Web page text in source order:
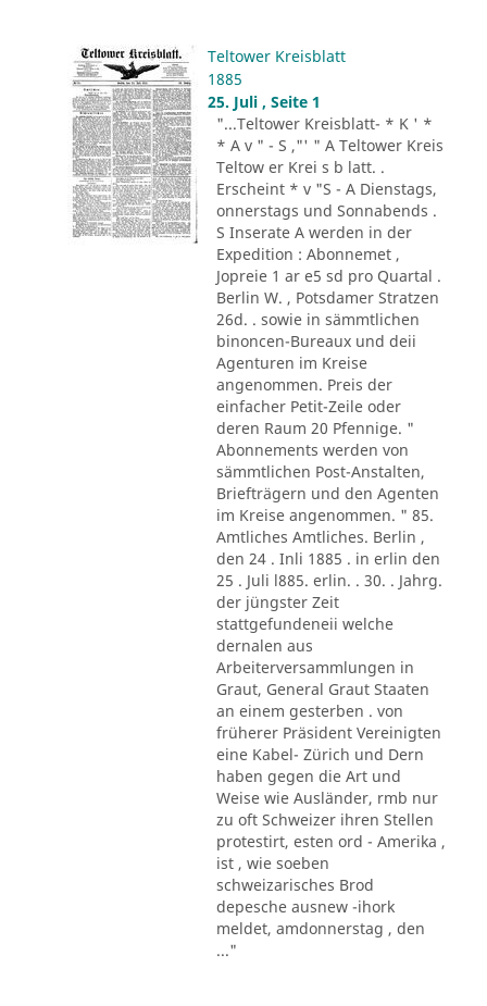
Teltower Kreisblatt
1885
25. Juli , Seite 1
"...Teltower Kreisblatt- * K ' *
* A v " - S ,"' " A Teltower Kreis
Teltow er Krei s b latt. .
Erscheint * v "S - A Dienstags,
onnerstags und Sonnabends .
S Inserate A werden in der
Expedition : Abonnemet ,
Jopreie 1 ar e5 sd pro Quartal .
Berlin W. , Potsdamer Stratzen
26d. . sowie in sämmtlichen
binoncen-Bureaux und deii
Agenturen im Kreise
angenommen. Preis der
einfacher Petit-Zeile oder
deren Raum 20 Pfennige. "
Abonnements werden von
sämmtlichen Post-Anstalten,
Briefträgern und den Agenten
im Kreise angenommen. " 85.
Amtliches Amtliches. Berlin ,
den 24 . Inli 1885 . in erlin den
25 . Juli l885. erlin. . 30. . Jahrg.
der jüngster Zeit
stattgefundeneii welche
dernalen aus
Arbeiterversammlungen in
Graut, General Graut Staaten
an einem gesterben . von
früherer Präsident Vereinigten
eine Kabel- Zürich und Dern
haben gegen die Art und
Weise wie Ausländer, rmb nur
zu oft Schweizer ihren Stellen
protestirt, esten ord - Amerika ,
ist , wie soeben
schweizarisches Brod
depesche ausnew -ihork
meldet, amdonnerstag , den
..."